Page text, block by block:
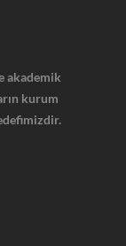
akademik
kurum